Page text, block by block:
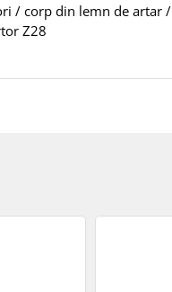
/ corp din lemn de
Z28